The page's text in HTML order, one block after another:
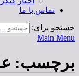
تماس با ما
جستجو برای:
Main Menu
برچسب: